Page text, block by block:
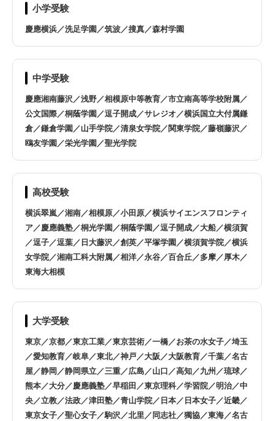
横浜市戸塚区
川崎市川崎区
川崎市中原区 川崎市高津区
川崎市宮前区
川崎市麻生区 相模原市緑区
相模原市中央区 相模原市南区
横須賀市 平塚市
鎌倉市
逗子市 三浦市
秦野市 厚木市
大和市 伊勢原市
小学受験
慶應横浜／洗足学園／筑波／搜真／森村学園
中学受験
慶應湘南藤沢／浅野／相模原中等教育／市立南高等学校附属／
公文国際／桐蔭学園／逗子開成／サレジオ／横浜国立大付属鎌
倉／鎌倉学園／山手学院／清泉女学院／関東学院／藤嶺藤沢／
鴎友学園／栄光学園／聖光学院
高校受験
横浜翠嵐／湘南／相模原／小田原／横浜サイエンスフロンティ
ア／慶應義塾／桐光学園／桐蔭学園／逗子開成／大船／横須賀
／逗子／逗葉／日大藤沢／創英／平塚学園／横須賀学院／横浜
女学院／湘南工科大附属／相洋／永谷／百合丘／多摩／厚木／
東海大相模
大学受験
東京／京都／東京工業／東京芸術／一橋／お茶の水女子／埼玉
／愛知教育／岐阜／東北／神戸／大阪／大阪教育／千葉／名古
屋／静岡／静岡県立／三重／広島／山口／高知／九州／琉球／
熊本／大分／慶應義塾／早稲田／東京理科／学習院／明治／中
央／立教／法政／津田塾／青山学院／日本／日本女子／近畿／
東京女子／聖心女子／駒沢／北里／同志社／獨協／東海／名古